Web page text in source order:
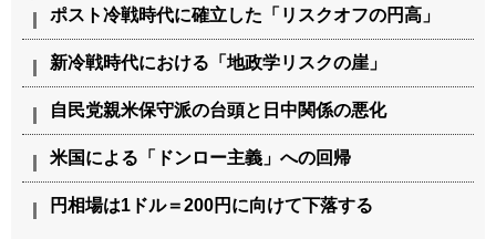
ポスト冷戦時代に確立した「リスクオフの円高」
新冷戦時代における「地政学リスクの崖」
自民党親米保守派の台頭と日中関係の悪化
米国による「ドンロー主義」への回帰
円相場は1ドル＝200円に向けて下落する